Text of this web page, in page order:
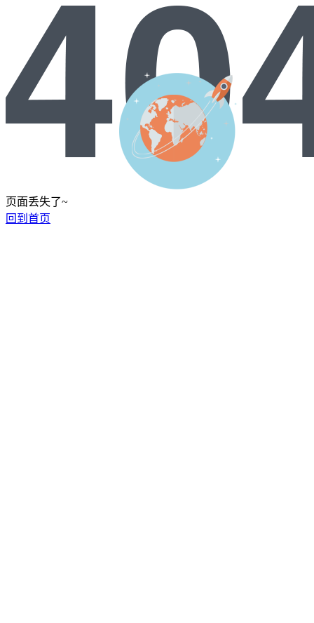
页面丢失了~
回到首页